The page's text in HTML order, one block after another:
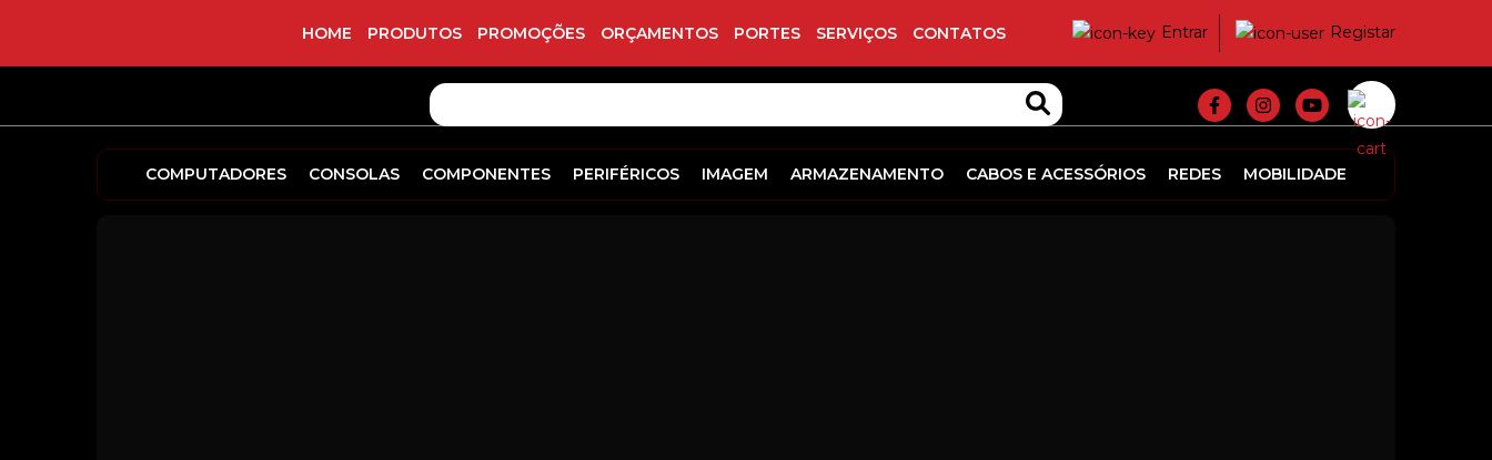
HOME PRODUTOS PROMOÇÕES ORÇAMENTOS PORTES SERVIÇOS CONTATOS Entrar Registar
COMPUTADORES CONSOLAS COMPONENTES PERIFÉRICOS IMAGEM ARMAZENAMENTO CABOS E ACESSÓRIOS REDES MOBILIDADE